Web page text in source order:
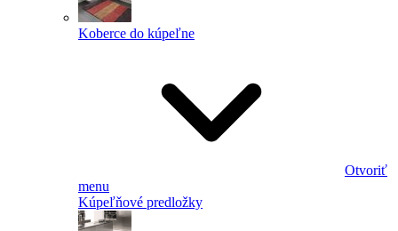
Koberce do kúpeľne
Otvoriť
menu
Kúpeľňové predložky